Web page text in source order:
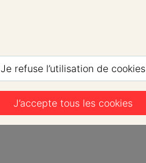
Je refuse l’utilisation de cookies
J’accepte tous les cookies